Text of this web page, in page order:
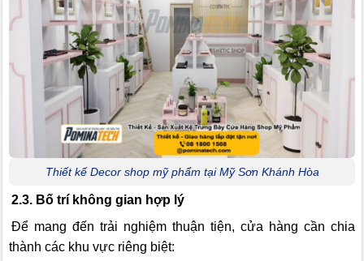
Thiết kế Decor shop mỹ phẩm tại Mỹ Sơn Khánh Hòa
2.3. Bố trí không gian hợp lý
Để mang đến trải nghiệm thuận tiện, cửa hàng cần chia
thành các khu vực riêng biệt: